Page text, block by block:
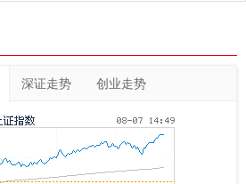
深证走势 创业走势